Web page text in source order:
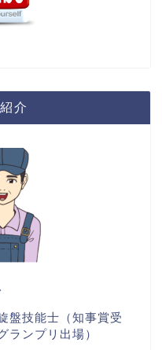
介
盤技能士（知事賞受
ランプリ出場）